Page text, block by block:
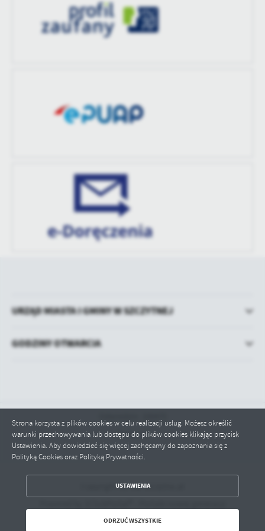
Strona korzysta z plików cookies w celu realizacji usług. Możesz określić
warunki przechowywania lub dostępu do plików cookies klikając przycisk
Ustawienia. Aby dowiedzieć się więcej zachęcamy do zapoznania się z
Polityką Cookies oraz Polityką Prywatności.
USTAWIENIA
ODRZUĆ WSZYSTKIE
ZAPISZ WYBRANE
ODRZUĆ WSZYSTKIE
URZĄD MIASTA I GMINY W SZCZYTNEJ
GODZINY OTWARCIA
Online: 2
Copyright by bip.szczytna.pl